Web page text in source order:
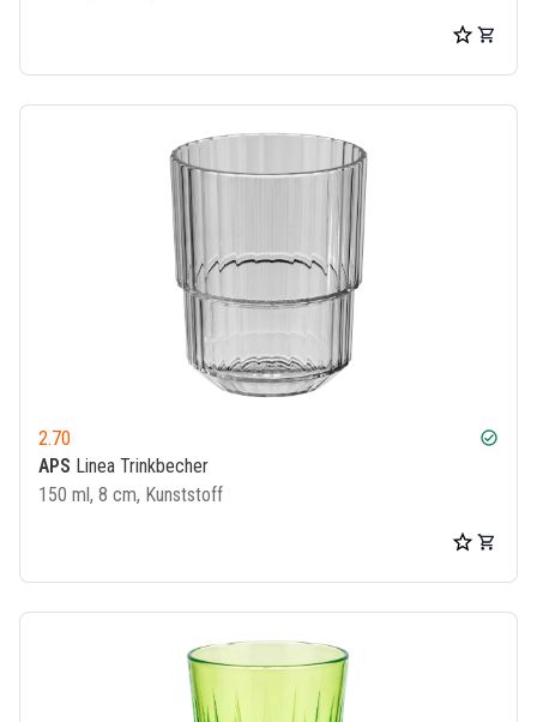
2.70 check_circle
APS Linea Trinkbecher
150 ml, 8 cm, Kunststoff